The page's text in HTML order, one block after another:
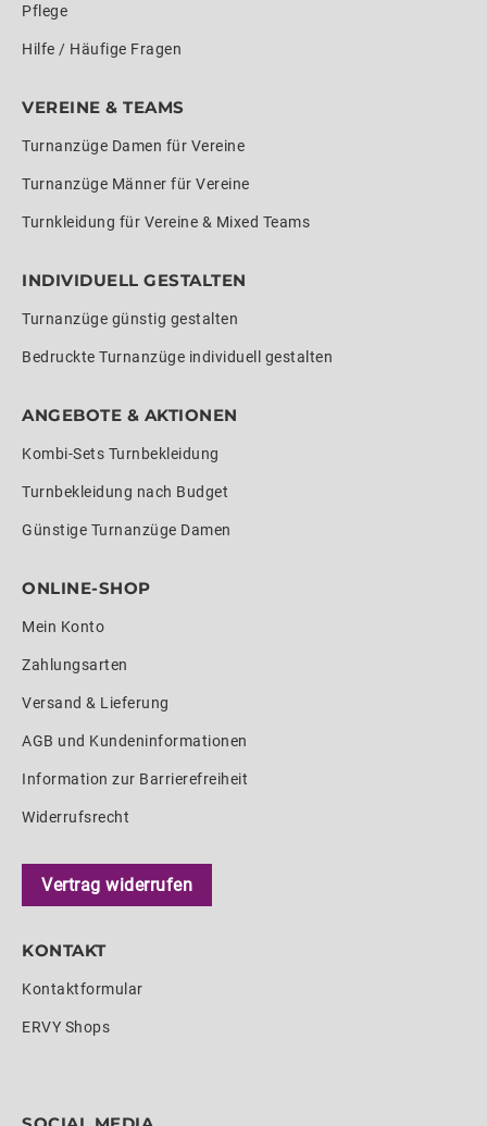
Pflege
Hilfe / Häufige Fragen
VEREINE & TEAMS
Turnanzüge Damen für Vereine
Turnanzüge Männer für Vereine
Turnkleidung für Vereine & Mixed Teams
INDIVIDUELL GESTALTEN
Turnanzüge günstig gestalten
Bedruckte Turnanzüge individuell gestalten
ANGEBOTE & AKTIONEN
Kombi-Sets Turnbekleidung
Turnbekleidung nach Budget
Günstige Turnanzüge Damen
ONLINE-SHOP
Mein Konto
Zahlungsarten
Versand & Lieferung
AGB und Kundeninformationen
Information zur Barrierefreiheit
Widerrufsrecht
Vertrag widerrufen
KONTAKT
Kontaktformular
ERVY Shops